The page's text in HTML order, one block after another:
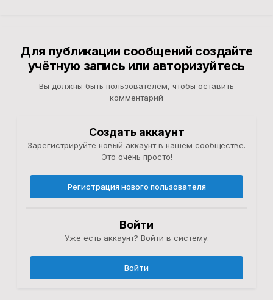
Для публикации сообщений создайте
учётную запись или авторизуйтесь
Вы должны быть пользователем, чтобы оставить
комментарий
Создать аккаунт
Зарегистрируйте новый аккаунт в нашем сообществе.
Это очень просто!
Регистрация нового пользователя
Войти
Уже есть аккаунт? Войти в систему.
Войти